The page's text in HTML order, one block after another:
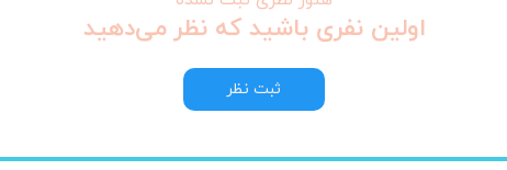
اولین نفری باشید که نظر می‌دهید
ثبت نظر